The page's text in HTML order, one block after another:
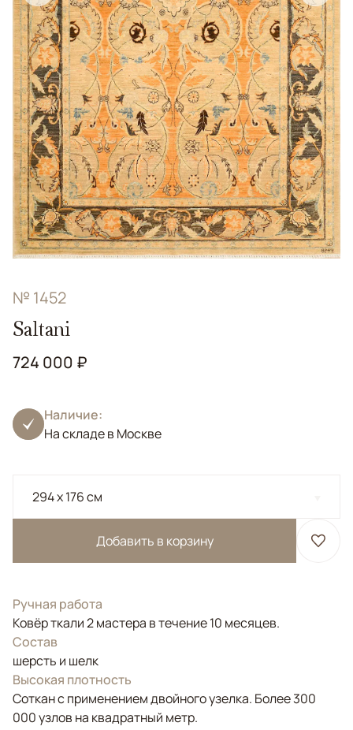
№ 1452
Saltani
724 000 ₽
Наличие:
На складе в Москве
294 x 176 см
Добавить в корзину
Ручная работа
Ковёр ткали 2 мастера в течение 10 месяцев.
Состав
шерсть и шелк
Высокая плотность
Соткан с применением двойного узелка. Более 300
000 узлов на квадратный метр.